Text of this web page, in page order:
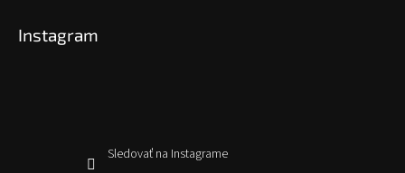
Instagram
Sledovať na Instagrame